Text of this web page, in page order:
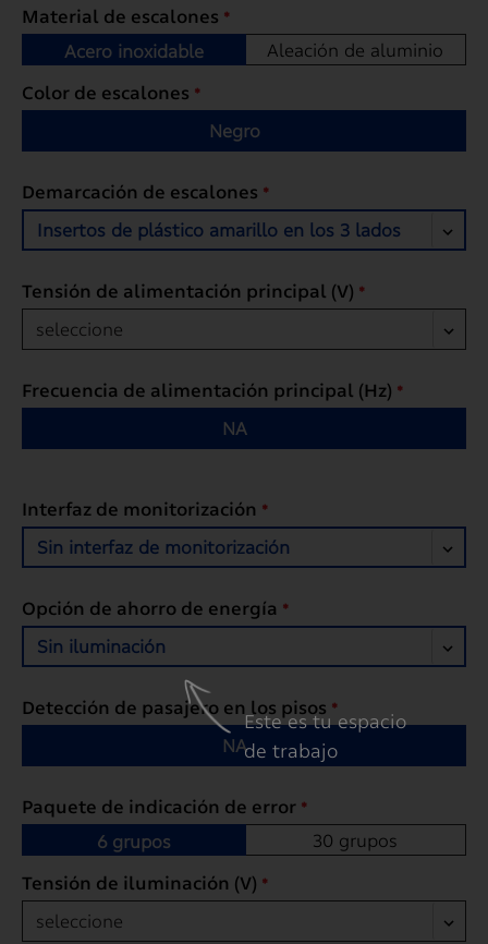
Material de escalones *
Acero inoxidable
Aleación de aluminio
Color de escalones *
Negro
Demarcación de escalones *
Insertos de plástico amarillo en los 3 lados
Tensión de alimentación principal (V) *
seleccione
Frecuencia de alimentación principal (Hz) *
NA
Interfaz de monitorización *
Sin interfaz de monitorización
Opción de ahorro de energía *
Sin iluminación
Detección de pasajero en los pisos *
NA
Paquete de indicación de error *
6 grupos
30 grupos
Tensión de iluminación (V) *
seleccione
Este es tu espacio
de trabajo